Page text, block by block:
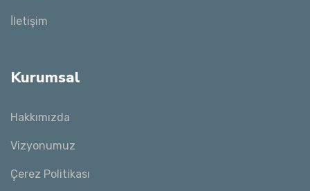
İletişim
Kurumsal
Hakkımızda
Vizyonumuz
Çerez Politikası